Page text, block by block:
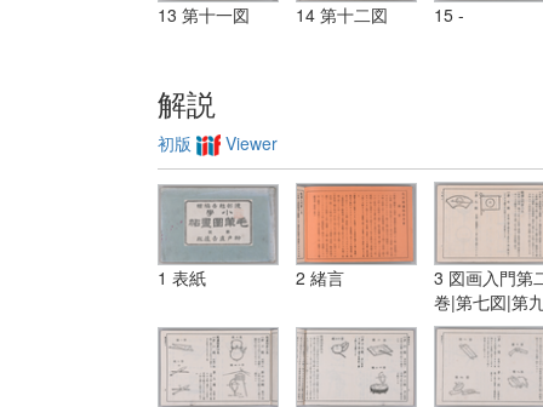
13 第十一図 14 第十二図 15 -
解説
初版 Viewer
1 表紙 2 緒言
3 図画入門第
巻|第七図|第
図